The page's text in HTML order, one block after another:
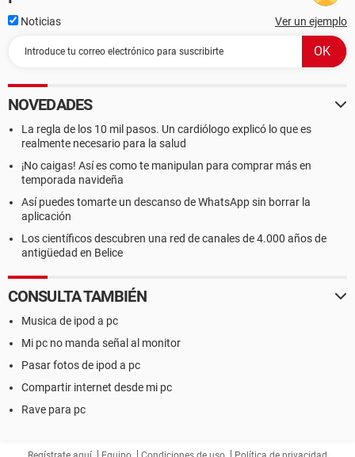
Noticias Ver un ejemplo
NOVEDADES
La regla de los 10 mil pasos. Un cardiólogo explicó lo que es
realmente necesario para la salud
¡No caigas! Así es como te manipulan para comprar más en
temporada navideña
Así puedes tomarte un descanso de WhatsApp sin borrar la
aplicación
Los científicos descubren una red de canales de 4.000 años de
antigüedad en Belice
CONSULTA TAMBIÉN
Musica de ipod a pc
Mi pc no manda señal al monitor
Pasar fotos de ipod a pc
Compartir internet desde mi pc
Rave para pc